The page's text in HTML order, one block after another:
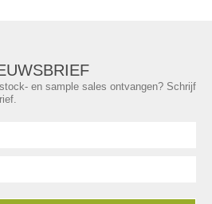
en sample sales ontvangen? Schrijf